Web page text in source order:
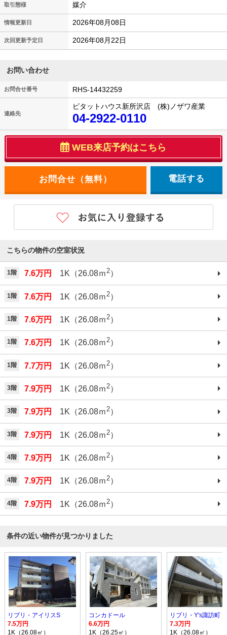
取引態様 媒介
情報更新日 2026年08月08日
次回更新予定日 2026年08月22日
お問い合わせ
お問合せ番号 RHS-14432259
連絡先
ピタットハウス新所沢店 (株)ノザワ産業
04-2922-0110
WEB来店予約はこちら
電話する
こちらの物件の空室状況
1階 7.6万円 1K（26.08ｍ2）
1階 7.6万円 1K（26.08ｍ 2）
1階 7.6万円 1K（26.08ｍ2）
1階 7.6万円 1K（26.08ｍ2）
1階 7.7万円 1K（26.08ｍ 2）
3階 7.9万円 1K（26.08ｍ2）
3階 7.9万円 1K（26.08ｍ2）
3階 7.9万円 1K（26.08ｍ 2）
4階 7.9万円 1K（26.08ｍ2）
4階 7.9万円 1K（26.08ｍ2）
4階 7.9万円 1K（26.08ｍ 2）
条件の近い物件が見つかりました
リブリ・アイリスS
7.5万円
1K（26.08㎡）
コンカドール
6.6万円
1K（26.25㎡）
リブリ・Y's諏訪町
7.3万円
1K（26.08㎡）